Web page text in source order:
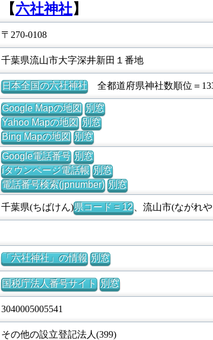
【六社神社】
〒270-0108
千葉県流山市大字深井新田１番地
日本全国の六社神社全都道府県神社数順位＝
Google Mapの地図 別窓
Yahoo Mapの地図 別窓
Bing Mapの地図 別窓
Google電話番号 別窓
iタウンページ電話帳 別窓
電話番号検索(jpnumber) 別窓
千葉県(ちばけん)県コード = 12、流山市(ながれ
「六社神社」の情報 別窓
国税庁法人番号サイト 別窓
3040005005541
その他の設立登記法人(399)